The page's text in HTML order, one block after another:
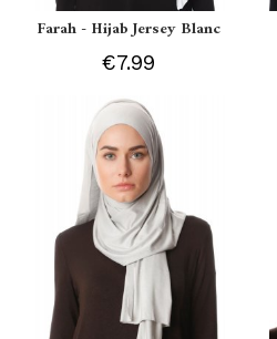
Farah - Hijab Jersey Blanc
€7.99